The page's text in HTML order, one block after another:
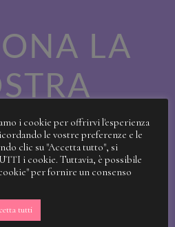
LA
A
i cookie per offrirvi l'esperienza
le vostre preferenze e le
clic su "Accetta tutto", si
i cookie. Tuttavia, è possibile
per fornire un consenso
tutti